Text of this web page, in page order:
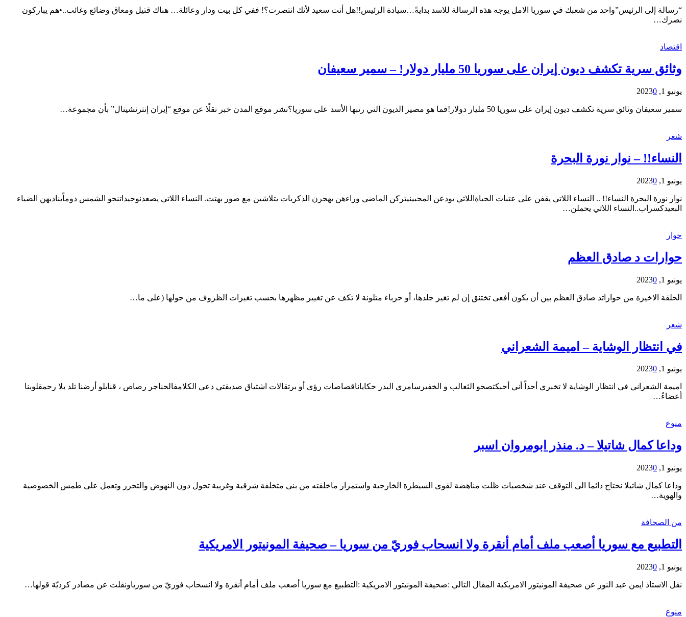
“رسالة إلى الرئيس”واحد من شعبك في سوريا الامل يوجه هذه الرسالة للاسد بدايةً…سيادة الرئيس!!هل أنت سعيد لأنك انتصرت؟! ففي كل بيت ودار وعائلة… هناك قتيل ومعاق وضائع وغائب..•هم يباركون
نصرك…
اقتصاد
وثائق سرية تكشف ديون إيران على سوريا 50 مليار دولار! – سمير سعيفان
يونيو 1, 2023 0
سمير سعيفان وثائق سرية تكشف ديون إيران على سوريا 50 مليار دولار!فما هو مصير الديون التي رتبها الأسد على سوريا؟نشر موقع المدن خبر نقلًا عن موقع “إيران إنترنشينال” بأن مجموعة…
شعر
النساء!! – نوار نورة البحرة
يونيو 1, 2023 0
نوار نورة البحرة النساء!! .. النساء اللاتي يقفن على عتبات الحياةاللاتي يودعن المحبينيتركن الماضي وراءهن يهجرن الذكريات يتلاشين مع صور بهتت. النساء اللاتي يصعدنوحيداتنحو الشمس دوماًيناديهن الضياء
البعيدكسراب..النساء اللاتي يحملن…
حوار
حوارات د صادق العظم
يونيو 1, 2023 0
الحلقة الاخيرة من حواراتد صادق العظم بين أن يكون أفعى تختنق إن لم تغير جلدها، أو حرباء متلونة لا تكف عن تغيير مظهرها بحسب تغيرات الظروف من حولها (على ما…
شعر
في انتظار الوشاية – اميمة الشعراني
يونيو 1, 2023 0
اميمة الشعراني في انتظار الوشاية لا تخبري أحداً أني أحبكتصحو الثعالب و الخفيرسامري البدر حكاياناقصاصات رؤى أو برتقالات اشتياق صديقتي دعي الكلامفالحناجر رصاص ، قنابلو أرضنا تلد بلا رحمقلوبنا
أعضاءٌ…
منوع
وداعا كمال شاتيلا – د. منذر ابومروان اسبر
يونيو 1, 2023 0
وداعا كمال شاتيلا نحتاج دائما الى التوقف عند شخصيات ظلت مناهضة لقوى السيطرة الخارجية واستمرار ماخلقته من بنى متخلفة شرقية وغربية تحول دون النهوض والتحرر وتعمل على طمس الخصوصية
والهوية…
من الصحافة
التطبيع مع سوريا أصعب ملف أمام أنقرة ولا انسحاب فوريّ من سوريا – صحيفة المونيتور الامريكية
يونيو 1, 2023 0
نقل الاستاذ ايمن عبد النور عن صحيفة المونيتور الامريكية المقال التالي :صحيفة المونيتور الامريكية :التطبيع مع سوريا أصعب ملف أمام أنقرة ولا انسحاب فوريّ من سورياونقلت عن مصادر كرديّة قولها…
منوع